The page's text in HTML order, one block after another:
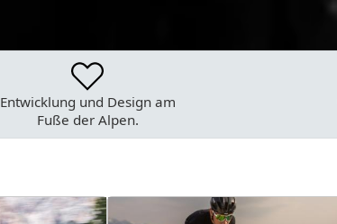
Entwicklung und Design am
Fuße der Alpen.